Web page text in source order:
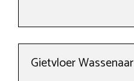
Gietvloer Wassenaar